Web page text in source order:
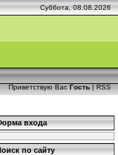
Суббота, 08.08.2026
Приветствую Вас Гость | RSS
входа
по сайту